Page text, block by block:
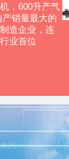
，600升产气
销量最大的
造企业，连
业首位